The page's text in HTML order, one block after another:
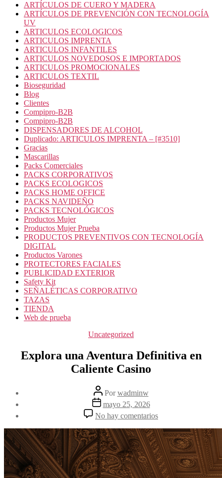
ARTÍCULOS DE CUERO Y MADERA
ARTÍCULOS DE PREVENCIÓN CON TECNOLOGÍA
UV
ARTICULOS ECOLOGICOS
ARTICULOS IMPRENTA
ARTICULOS INFANTILES
ARTICULOS NOVEDOSOS E IMPORTADOS
ARTICULOS PROMOCIONALES
ARTICULOS TEXTIL
Bioseguridad
Blog
Clientes
Compipro-B2B
Compipro-B2B
DISPENSADORES DE ALCOHOL
Duplicado: ARTICULOS IMPRENTA – [#3510]
Gracias
Mascarillas
Packs Comerciales
PACKS CORPORATIVOS
PACKS ECOLOGICOS
PACKS HOME OFFICE
PACKS NAVIDEÑO
PACKS TECNOLÓGICOS
Productos Mujer
Productos Mujer Prueba
PRODUCTOS PREVENTIVOS CON TECNOLOGÍA
DIGITAL
Productos Varones
PROTECTORES FACIALES
PUBLICIDAD EXTERIOR
Safety Kit
SEÑALÉTICAS CORPORATIVO
TAZAS
TIENDA
Web de prueba
Uncategorized
Explora una Aventura Definitiva en
Caliente Casino
Porwadminw
mayo 25, 2026
No hay comentarios